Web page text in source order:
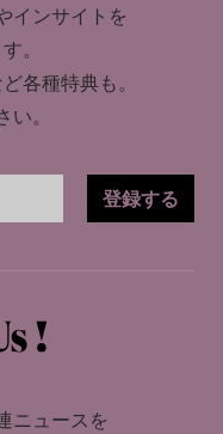
インサイトを
。
各種特典も。
。
登録する
ニュースを